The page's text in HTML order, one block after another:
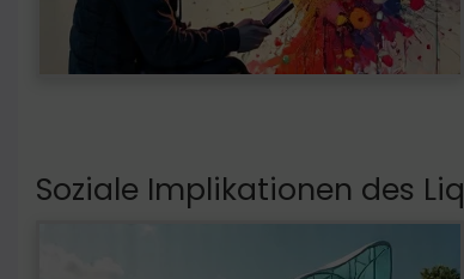
Soziale Implikationen des